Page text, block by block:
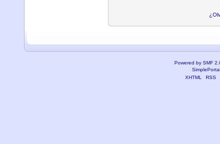
Powered by SMF
XHTML
RSS